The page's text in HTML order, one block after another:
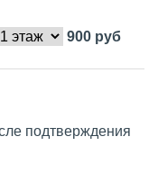
900 руб
подтверждения